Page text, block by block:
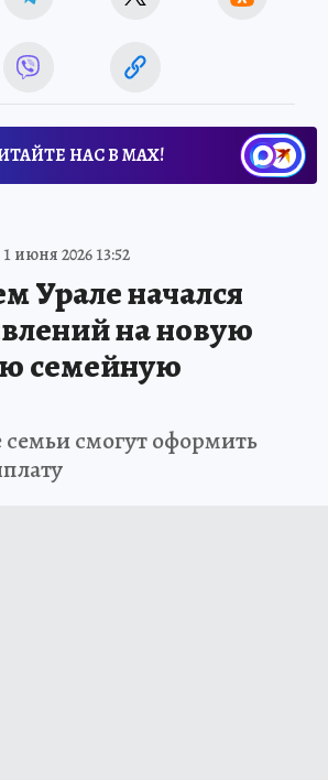
НАС В МАХ!
1 июня 2026 13:52
Урале начался
на новую
семейную
смогут оформить